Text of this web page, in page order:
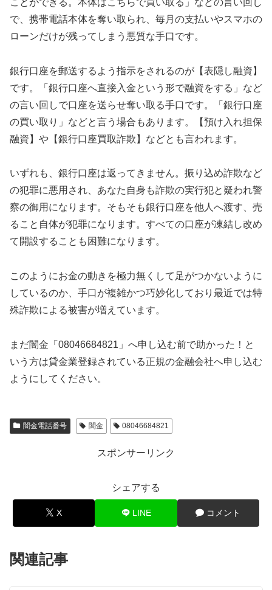
で、携帯電話本体を奪い取られ、毎月の支払いやスマホの
ローンだけが残ってしまう悪質な手口です。
銀行口座を郵送するよう指示をされるのが【表隠し融資】
です。「銀行口座へ直接入金という形で融資をする」など
の言い回しで口座を送らせ奪い取る手口です。「銀行口座
の買い取り」などと言う場合もあります。【預け入れ担保
融資】や【銀行口座買取詐欺】などとも言われます。
いずれも、銀行口座は返ってきません。振り込め詐欺など
の犯罪に悪用され、あなた自身も詐欺の実行犯と疑われ警
察の御用になります。そもそも銀行口座を他人へ渡す、売
ること自体が犯罪になります。すべての口座が凍結し改め
て開設することも困難になります。
このようにお金の動きを極力無くして足がつかないように
しているのか、手口が複雑かつ巧妙化しており最近では特
殊詐欺による被害が増えています。
まだ闇金「08046684821」へ申し込む前で助かった！と
いう方は貸金業登録されている正規の金融会社へ申し込む
ようにしてください。
闇金電話番号 闇金 08046684821
スポンサーリンク
シェアする
X LINE コメント
関連記事